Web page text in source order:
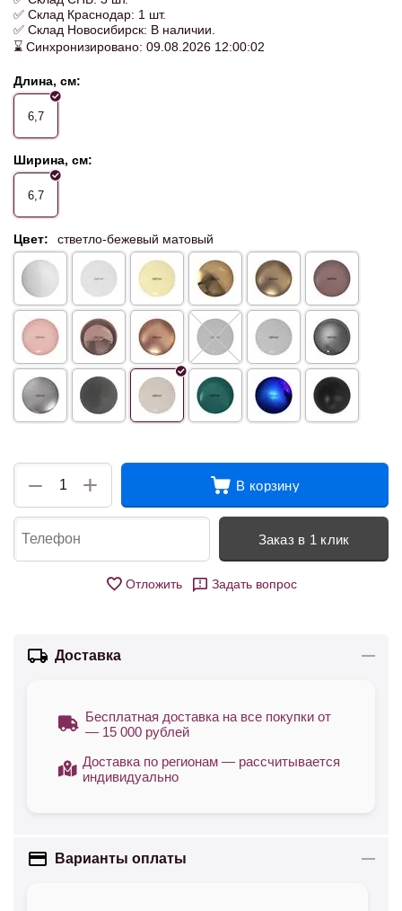
✅ Склад Краснодар: 1 шт.
✅ Склад Новосибирск: В наличии.
⌛ Синхронизировано: 09.08.2026 12:00:02
Длина, см:
6,7
Ширина, см:
6,7
Цвет: стветло-бежевый матовый
+
− В корзину
Заказ в 1 клик
Отложить Задать вопрос
Доставка
Бесплатная доставка на все покупки от
— 15 000 рублей
Доставка по регионам — рассчитывается
индивидуально
Варианты оплаты